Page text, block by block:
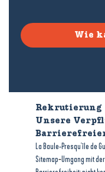
Wie
Rekrutierung
Unsere
Barrierefreier
La Baule-Presqu'île de
Sitemap-Umgang mit der